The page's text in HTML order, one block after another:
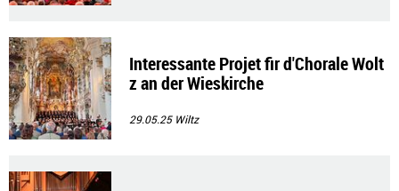
Interessante Projet fir d'Chorale Wolt
z an der Wieskirche
29.05.25 Wiltz